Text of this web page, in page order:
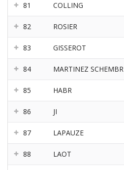
81 COLLING
82 ROSIER
83 GISSEROT
84 MARTINEZ SCHEMBR
85 HABR
86 JI
87 LAPAUZE
88 LAOT